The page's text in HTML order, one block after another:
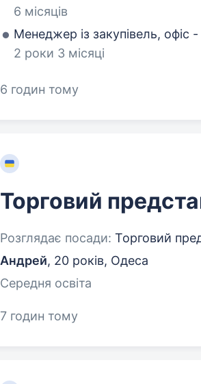
6 місяців
Менеджер із закупівель,
2 роки 3 місяці
6 годин тому
Торговий
Розглядає посади: Торговий
Андрей, 20 років, Одеса
Середня освіта
7 годин тому